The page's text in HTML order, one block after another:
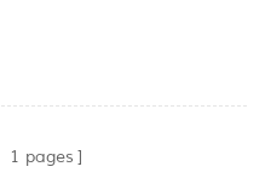
1 pages